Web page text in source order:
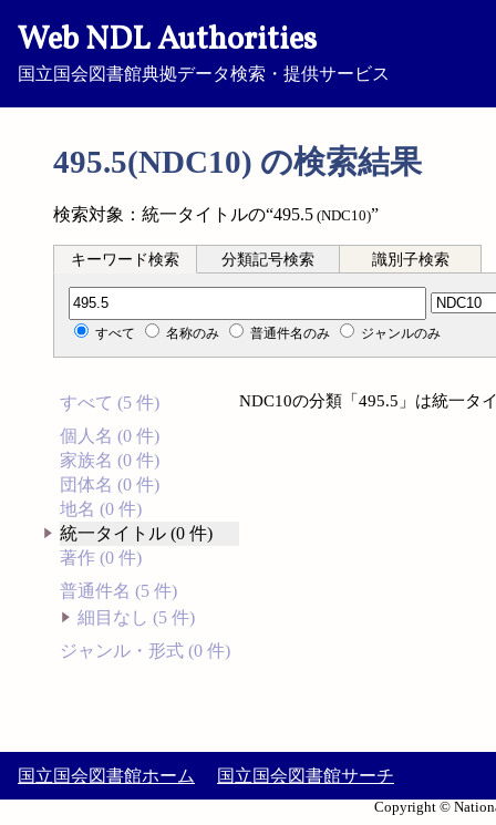
Web NDL Authorities
国立国会図書館典拠データ検索・提供サービス
495.5(NDC10) の検索結果
検索対象：統一タイトルの“495.5 (NDC10)”
キーワード検索 分類記号検索 識別子検索
分類記号検索
すべて 名称のみ 普通件名のみ ジャンルのみ
すべて (5 件)
個人名 (0 件)
家族名 (0 件)
団体名 (0 件)
地名 (0 件)
統一タイトル (0 件)
著作 (0 件)
普通件名 (5 件)
細目なし (5 件)
ジャンル・形式 (0 件)
NDC10の分類「495.5」は統一タ
国立国会図書館ホーム 国立国会図書館サーチ
Copyright ©